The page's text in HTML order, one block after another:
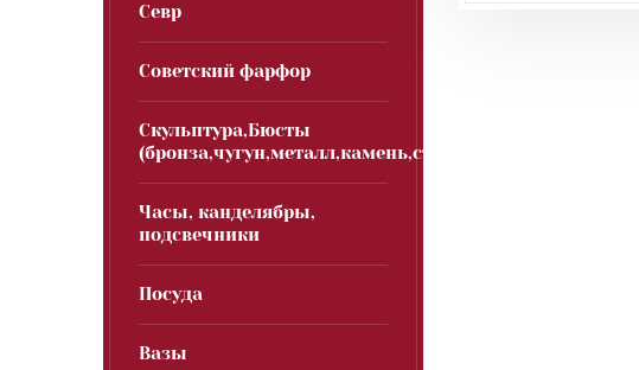
Севр
Советский фарфор
Скульптура,Бюсты
(бронза,чугун,металл,камень,стекло)
Часы, канделябры,
подсвечники
Посуда
Вазы